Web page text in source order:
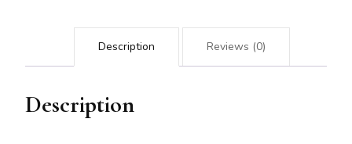
Description Reviews (0)
Description